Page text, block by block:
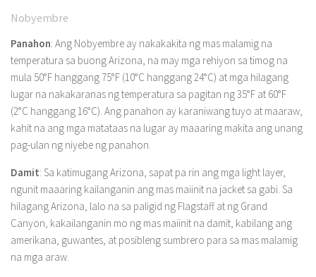
Nobyembre
Panahon: Ang Nobyembre ay nakakakita ng mas malamig na
temperatura sa buong Arizona, na may mga rehiyon sa timog na
mula 50°F hanggang 75°F (10°C hanggang 24°C) at mga hilagang
lugar na nakakaranas ng temperatura sa pagitan ng 35°F at 60°F
(2°C hanggang 16°C). Ang panahon ay karaniwang tuyo at maaraw,
kahit na ang mga matataas na lugar ay maaaring makita ang unang
pag-ulan ng niyebe ng panahon.
Damit: Sa katimugang Arizona, sapat pa rin ang mga light layer,
ngunit maaaring kailanganin ang mas maiinit na jacket sa gabi. Sa
hilagang Arizona, lalo na sa paligid ng Flagstaff at ng Grand
Canyon, kakailanganin mo ng mas maiinit na damit, kabilang ang
amerikana, guwantes, at posibleng sumbrero para sa mas malamig
na mga araw.